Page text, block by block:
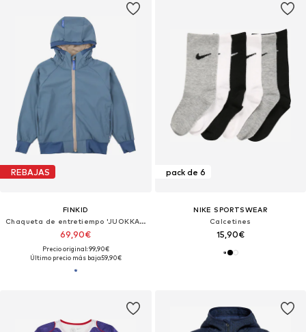
REBAJAS
FINKID
Chaqueta de entretiempo 'JUOKKA PROTECT'
69,90€
Precio original: 99,90€
Último precio más bajo:59,90€
pack de 6
NIKE SPORTSWEAR
Calcetines
15,90€